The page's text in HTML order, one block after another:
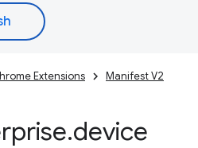
Extensions
Manifest V2
.device